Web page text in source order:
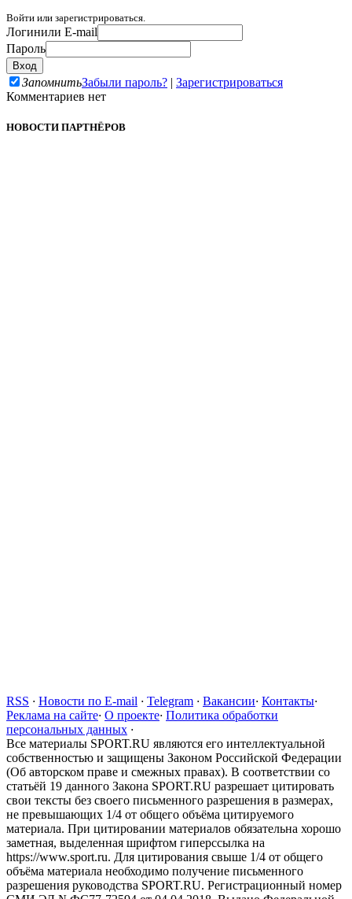
Войти или зарегистрироваться.
Логинили E-mail
Пароль
ЗапомнитьЗабыли пароль? | Зарегистрироваться
Комментариев нет
НОВОСТИ ПАРТНЁРОВ
RSS · Новости по E-mail · Telegram · Вакансии· Контакты·
Реклама на сайте· О проекте· Политика обработки
персональных данных ·
Все материалы SPORT.RU являются его интеллектуальной
собственностью и защищены Законом Российской Федерации
(Об авторском праве и смежных правах). В соответствии со
статьёй 19 данного Закона SPORT.RU разрешает цитировать
свои тексты без своего письменного разрешения в размерах,
не превышающих 1/4 от общего объёма цитируемого
материала. При цитировании материалов обязательна хорошо
заметная, выделенная шрифтом гиперссылка на
https://www.sport.ru. Для цитирования свыше 1/4 от общего
объёма материала необходимо получение письменного
разрешения руководства SPORT.RU. Регистрационный номер